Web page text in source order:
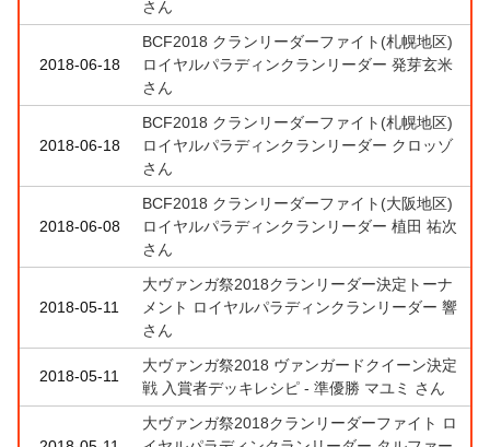
さん
2018-06-18
BCF2018 クランリーダーファイト(札幌地区)
ロイヤルパラディンクランリーダー 発芽玄米
さん
2018-06-18
BCF2018 クランリーダーファイト(札幌地区)
ロイヤルパラディンクランリーダー クロッゾ
さん
2018-06-08
BCF2018 クランリーダーファイト(大阪地区)
ロイヤルパラディンクランリーダー 植田 祐次
さん
2018-05-11
大ヴァンガ祭2018クランリーダー決定トーナ
メント ロイヤルパラディンクランリーダー 響
さん
2018-05-11
大ヴァンガ祭2018 ヴァンガードクイーン決定
戦 入賞者デッキレシピ - 準優勝 マユミ さん
大ヴァンガ祭2018クランリーダーファイト ロ